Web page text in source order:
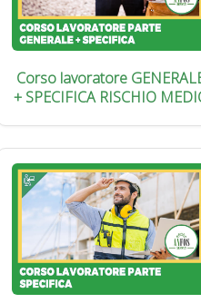
Corso lavoratore
+ SPECIFICA RISCHIO